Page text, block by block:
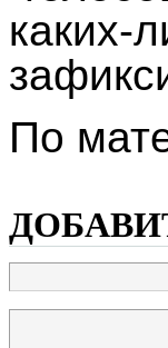
каких-
По